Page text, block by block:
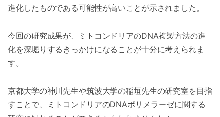
進化したものである可能性が高いことが示されました。
今回の研究成果が、ミトコンドリアのDNA複製方法の進
化を深堀りするきっかけになることが十分に考えられま
す。
京都大学の神川先生や筑波大学の稲垣先生の研究室を目指
すことで、ミトコンドリアのDNAポリメラーゼに関する